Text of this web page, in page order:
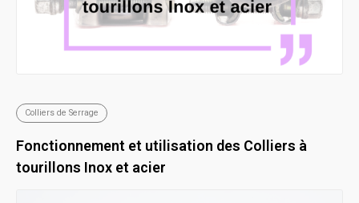
Colliers de Serrage
Fonctionnement et utilisation des Colliers à
tourillons Inox et acier